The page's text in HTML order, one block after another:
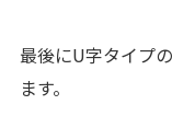
最後にU字タイプ
ます。